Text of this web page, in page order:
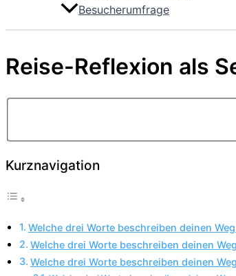
Besucherumfrage
Reise-Reflexion als
Kurznavigation
Welche drei Worte beschreiben deinen
Welche drei Worte beschreiben deinen
Welche drei Worte beschreiben deinen